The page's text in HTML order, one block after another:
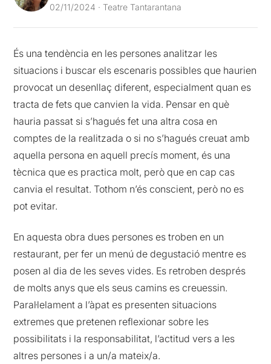
02/11/2024 · Teatre Tantarantana
És una tendència en les persones analitzar les
situacions i buscar els escenaris possibles que haurien
provocat un desenllaç diferent, especialment quan es
tracta de fets que canvien la vida. Pensar en què
hauria passat si s’hagués fet una altra cosa en
comptes de la realitzada o si no s’hagués creuat amb
aquella persona en aquell precís moment, és una
tècnica que es practica molt, però que en cap cas
canvia el resultat. Tothom n’és conscient, però no es
pot evitar.
En aquesta obra dues persones es troben en un
restaurant, per fer un menú de degustació mentre es
posen al dia de les seves vides. Es retroben després
de molts anys que els seus camins es creuessin.
Paral·lelament a l’àpat es presenten situacions
extremes que pretenen reflexionar sobre les
possibilitats i la responsabilitat, l’actitud vers a les
altres persones i a un/a mateix/a.